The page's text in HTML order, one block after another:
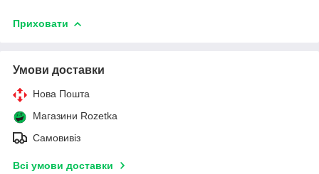
Приховати
Умови доставки
Нова Пошта
Магазини Rozetka
Самовивіз
Всі умови доставки